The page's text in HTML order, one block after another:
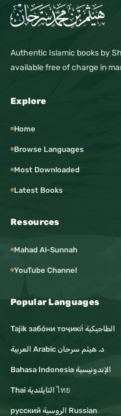
Authentic Islamic books by
available free of charge in
Explore
Home
Browse Languages
Most Downloaded
Latest Books
Resources
Mahad Al-Sunnah
YouTube Channel
Popular Languages
Tajik забо́ни тоҷикӣ́ الطاجيكية
د. هيثم سرحان Arabic العربية
Bahasa Indonesia الإندونيسية
Thai التايلندية ไทย
русский الروسية Russian